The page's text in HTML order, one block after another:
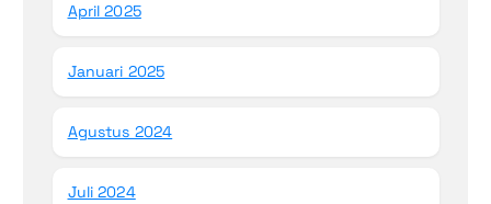
April 2025
Januari 2025
Agustus 2024
Juli 2024